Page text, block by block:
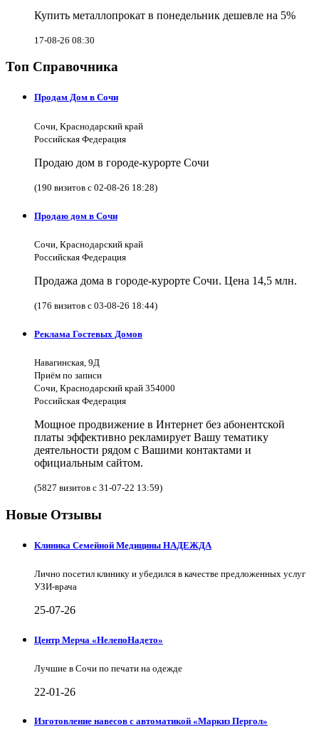
Купить металлопрокат в понедельник дешевле на 5%
17-08-26 08:30
Топ Справочника
Продам Дом в Сочи
Сочи, Краснодарский край
Российская Федерация
Продаю дом в городе-курорте Сочи
(190 визитов с 02-08-26 18:28)
Продаю дом в Сочи
Сочи, Краснодарский край
Российская Федерация
Продажа дома в городе-курорте Сочи. Цена 14,5 млн.
(176 визитов с 03-08-26 18:44)
Реклама Гостевых Домов
Навагинская, 9Д
Приём по записи
Сочи, Краснодарский край 354000
Российская Федерация
Мощное продвижение в Интернет без абонентской
платы эффективно рекламирует Вашу тематику
деятельности рядом с Вашими контактами и
официальным сайтом.
(5827 визитов с 31-07-22 13:59)
Новые Отзывы
Клиника Семейной Медицины НАДЕЖДА
Лично посетил клинику и убедился в качестве предложенных услуг
УЗИ-врача
25-07-26
Центр Мерча «НелепоНадето»
Лучшие в Сочи по печати на одежде
22-01-26
Изготовление навесов с автоматикой «Маркиз Пергол»